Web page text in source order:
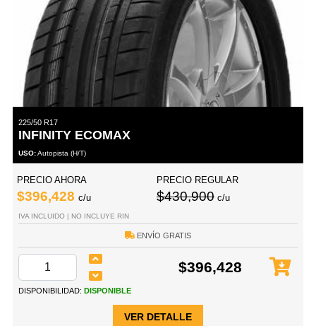
225/50 R17
INFINITY ECOMAX
USO:Autopista (H/T)
PRECIO AHORA
$396,428 c/u
PRECIO REGULAR
$430,900 c/u
IVA INCLUIDO | NO INCLUYE RIN
ENVÍO GRATIS
$396,428
DISPONIBILIDAD: DISPONIBLE
VER DETALLE